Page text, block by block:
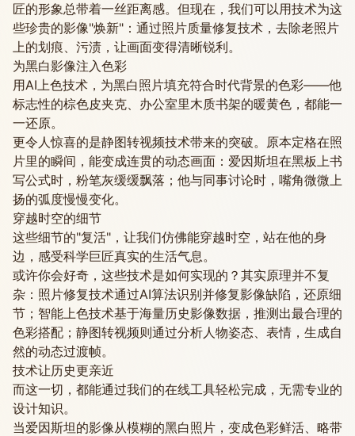
匠的形象总带着一丝距离感。但现在，我们可以用技术为这
些珍贵的影像"焕新"：通过照片质量修复技术，去除老照片
上的划痕、污渍，让画面变得清晰锐利。
为黑白影像注入色彩
用AI上色技术，为黑白照片填充符合时代背景的色彩——他
标志性的棕色皮夹克、办公室里木质书架的暖黄色，都能一
一还原。
更令人惊喜的是静图转视频技术带来的突破。原本定格在照
片里的瞬间，能变成连贯的动态画面：爱因斯坦在黑板上书
写公式时，粉笔灰缓缓飘落；他与同事讨论时，嘴角微微上
扬的弧度慢慢变化。
穿越时空的细节
这些细节的"复活"，让我们仿佛能穿越时空，站在他的身
边，感受科学巨匠真实的生活气息。
或许你会好奇，这些技术是如何实现的？其实原理并不复
杂：照片修复技术通过AI算法识别并修复影像缺陷，还原细
节；智能上色技术基于海量历史影像数据，推测出最合理的
色彩搭配；静图转视频则通过分析人物姿态、表情，生成自
然的动态过渡帧。
技术让历史更亲近
而这一切，都能通过我们的在线工具轻松完成，无需专业的
设计知识。
当爱因斯坦的影像从模糊的黑白照片，变成色彩鲜活、略带